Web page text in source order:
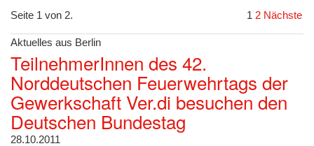
Seite 1 von 2. 1 2 Nächste
Aktuelles aus Berlin
TeilnehmerInnen des 42.
Norddeutschen Feuerwehrtags der
Gewerkschaft Ver.di besuchen den
Deutschen Bundestag
28.10.2011